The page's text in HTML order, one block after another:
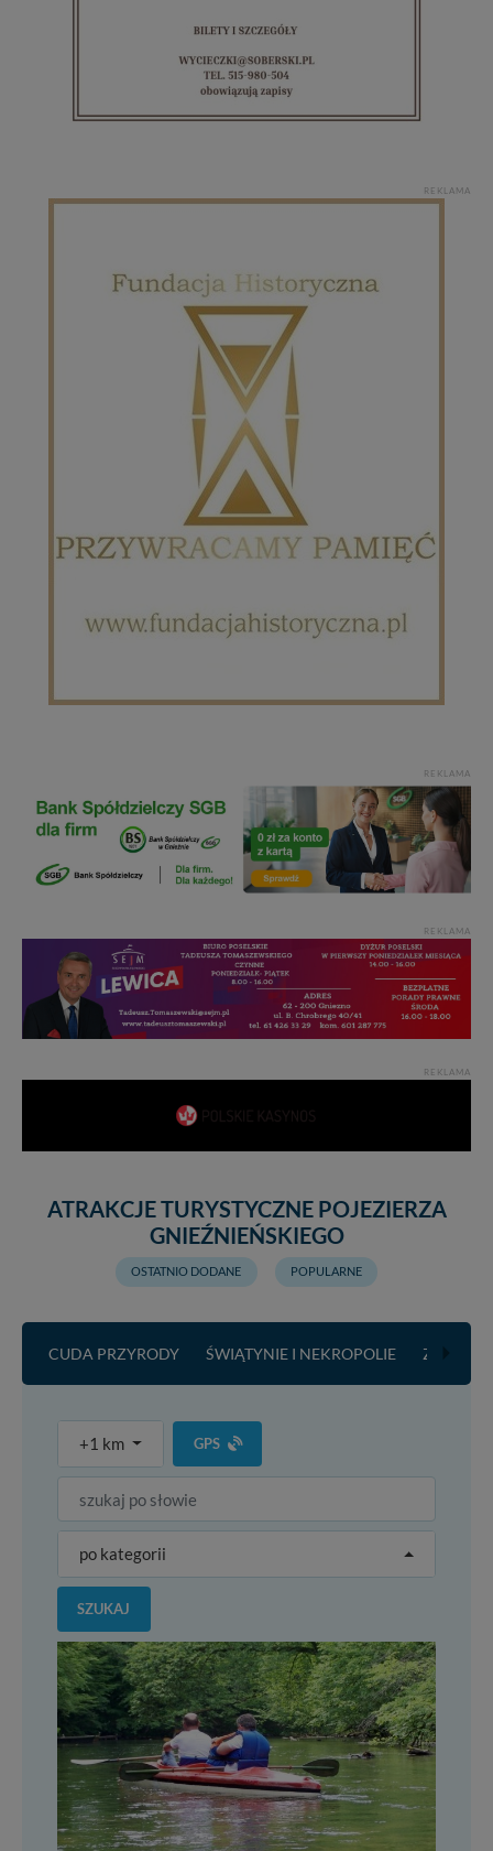
REKLAMA
REKLAMA
REKLAMA
REKLAMA
ATRAKCJE TURYSTYCZNE POJEZIERZA
GNIEŹNIEŃSKIEGO
OSTATNIO DODANE POPULARNE
CUDA PRZYRODY ŚWIĄTYNIE I NEKROPOLIE ZABYTKI
+1 km GPS
po kategorii
SZUKAJ